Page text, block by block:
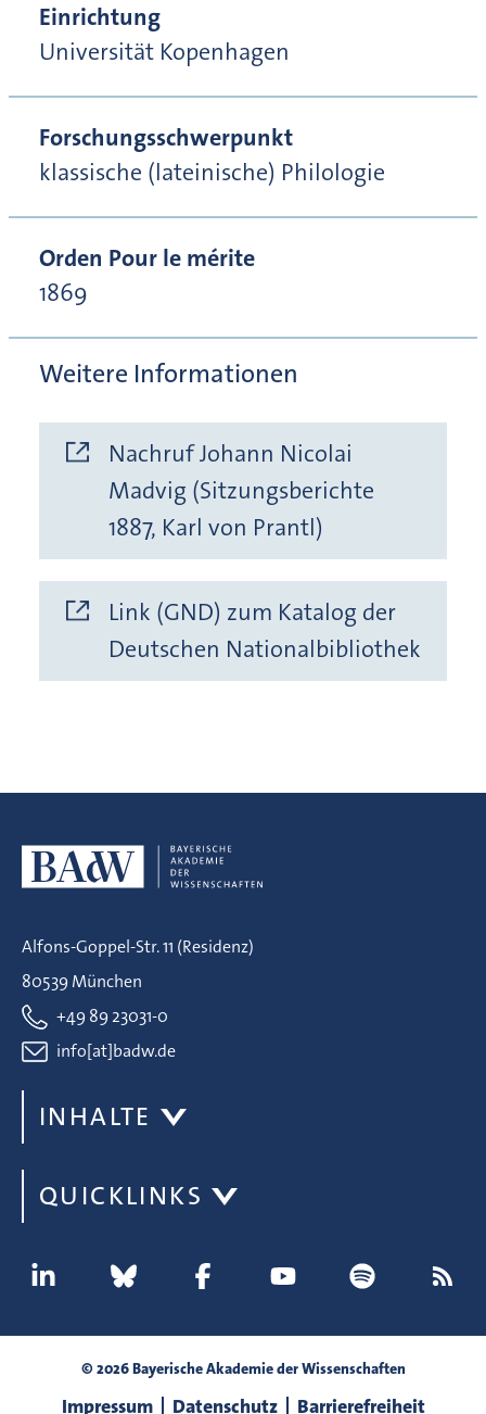
Einrichtung
Universität Kopenhagen
Forschungsschwerpunkt
klassische (lateinische) Philologie
Orden Pour le mérite
1869
Weitere Informationen
Nachruf Johann Nicolai
Madvig (Sitzungsberichte
1887, Karl von Prantl)
Link (GND) zum Katalog der
Deutschen Nationalbibliothek
Alfons-Goppel-Str. 11 (Residenz)
80539 München
+49 89 23031-0
info[at]badw.de
INHALTE
QUICKLINKS
© 2026 Bayerische Akademie der Wissenschaften
Impressum Datenschutz Barrierefreiheit